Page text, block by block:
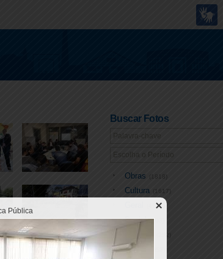
Buscar Fotos
Obras (1818)
Cultura (1617)
(4927)
Social (303)
Saúde
Pública